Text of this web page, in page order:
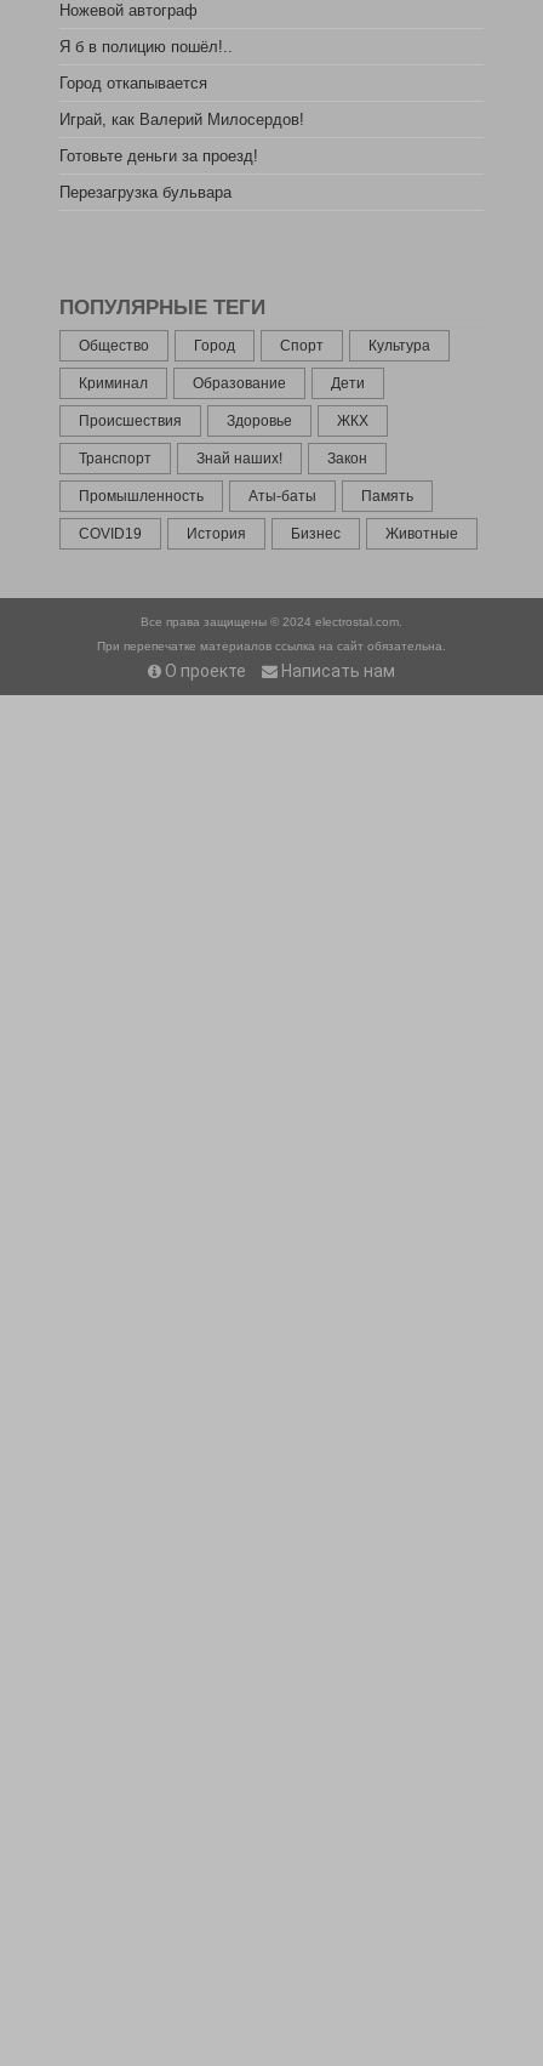
Ножевой автограф
Я б в полицию пошёл!..
Город откапывается
Играй, как Валерий Милосердов!
Готовьте деньги за проезд!
Перезагрузка бульвара
ПОПУЛЯРНЫЕ ТЕГИ
Общество Город Спорт Культура
Криминал Образование Дети
Происшествия Здоровье ЖКХ
Транспорт Знай наших! Закон
Промышленность Аты-баты Память
COVID19 История Бизнес Животные
Все права защищены © 2024 electrostal.com.
При перепечатке материалов ссылка на сайт обязательна.
О проекте Написать нам